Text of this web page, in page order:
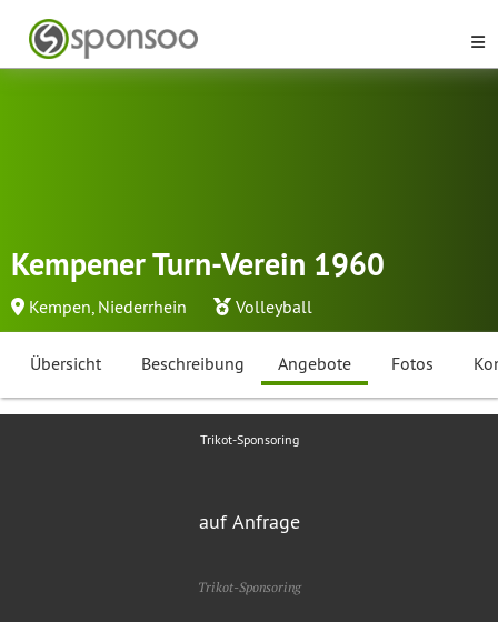
Kempener Turn-Verein 1960
Kempen, Niederrhein Volleyball
Übersicht Beschreibung Angebote Fotos
Trikot-Sponsoring
auf Anfrage
Trikot-Sponsoring